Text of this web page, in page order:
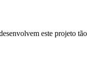
este projeto tão